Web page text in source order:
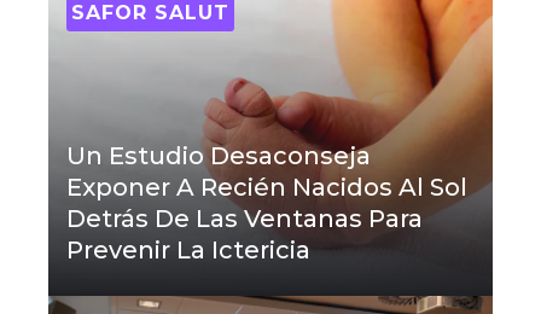
SAFOR SALUT
Un Estudio Desaconseja
Exponer A Recién Nacidos Al Sol
Detrás De Las Ventanas Para
Prevenir La Ictericia